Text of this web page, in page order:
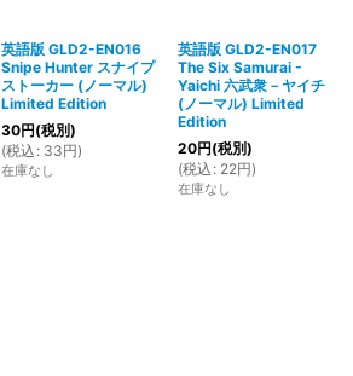
英語版 GLD2-EN016
Snipe Hunter スナイプ
ストーカー (ノーマル)
Limited Edition
30円(税別)
(税込 : 33円)
在庫なし
英語版 GLD2-EN017
The Six Samurai -
Yaichi 六武衆－ヤイチ
(ノーマル) Limited
Edition
20円(税別)
(税込 : 22円)
在庫なし